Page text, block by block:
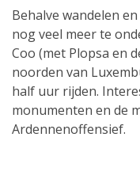
Behalve wandelen
nog veel meer te
Coo (met Plopsa en
noorden van
half uur rijden.
monumenten en de
Ardennenoffensief.